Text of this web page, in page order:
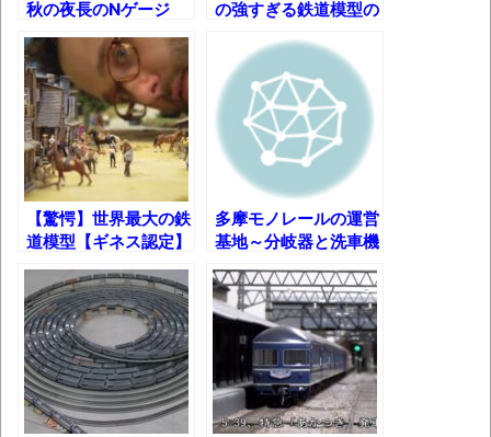
『FF15』が発売10周年！ノクティスフィギ
ュアなどが当たる記念くじが登場です
みんななんだかんだ言ってお金持ってんじ
ゃん
「アメリカのヤンキーがアジア人にケンカ
を売った結果ｗｗｗ」 ほか
【読書感想】山野辺太郎『いつか深い穴に
落ちるまで』
映画ちいかわ観に行ったので感想を書きま
す(若干ネタバレあり) 26/07/25
マケイン9巻＆アニメ公式ガイド感想
独学で挑んだ2026年二級建築士学科試験結
果速報（仮）
秋の夜長のNゲージ
の強すぎる鉄道模型の
【驚愕】世界最大の鉄
道模型【ギネス認定】
多摩モノレールの運営
基地～分岐器と洗車機
を中心に～